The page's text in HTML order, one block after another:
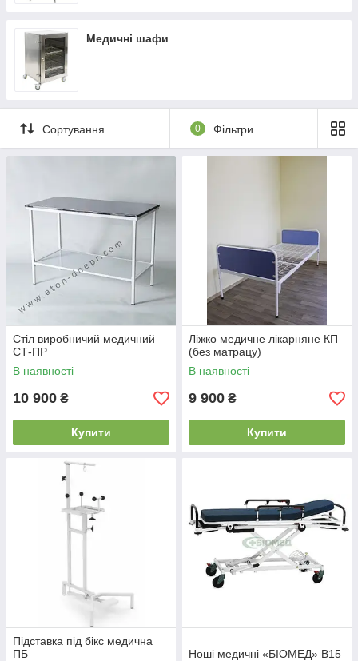
Медичні шафи
Сортування 0 Фільтри
Стіл виробничий медичний
СТ-ПР
В наявності
10 900 ₴
Купити
Ліжко медичне лікарняне КП
(без матрацу)
В наявності
9 900 ₴
Купити
Підставка під бікс медична
ПБ
Ноші медичні «БІОМЕД» B15